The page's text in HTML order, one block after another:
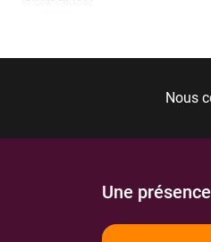
23 PLACE DE L
Nous
Une